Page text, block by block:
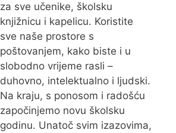
za sve učenike, školsku
knjižnicu i kapelicu. Koristite
sve naše prostore s
poštovanjem, kako biste i u
slobodno vrijeme rasli –
duhovno, intelektualno i ljudski.
Na kraju, s ponosom i radošću
započinjemo novu školsku
godinu. Unatoč svim izazovima,